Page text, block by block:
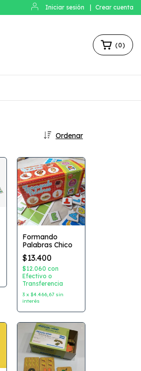
Iniciar sesión Crear cuenta
(0)
Ordenar
Formando
Palabras Chico
$13.400
$12.060 con
Efectivo o
Transferencia
3 x $4.466,67 sin
interés